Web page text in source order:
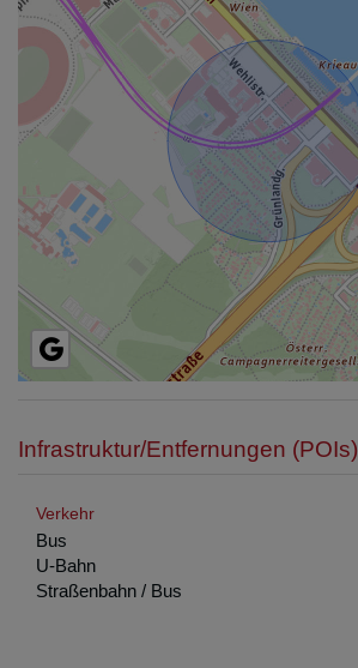
Infrastruktur/Entfernungen (POIs)
Verkehr
Bus
U-Bahn
Straßenbahn / Bus